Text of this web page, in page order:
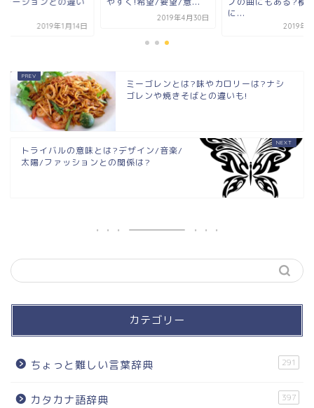
2019年1月14日
2019年4月30日
に...
2019年1
ミーゴレンとは?味やカロリーは?ナシ
ゴレンや焼きそばとの違いも!
トライバルの意味とは?デザイン/音楽/
太陽/ファッションとの関係は?
カテゴリー
ちょっと難しい言葉辞典 291
カタカナ語辞典 397